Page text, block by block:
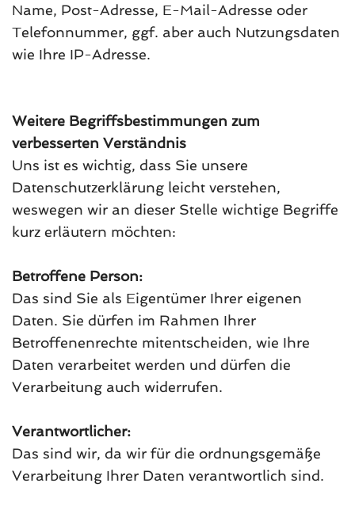
Name, Post-Adresse, E-Mail-Adresse oder
Telefonnummer, ggf. aber auch Nutzungsdaten
wie Ihre IP-Adresse.
Weitere Begriffsbestimmungen zum
verbesserten Verständnis
Uns ist es wichtig, dass Sie unsere
Datenschutzerklärung leicht verstehen,
weswegen wir an dieser Stelle wichtige Begriffe
kurz erläutern möchten:
Betroffene Person:
Das sind Sie als Eigentümer Ihrer eigenen
Daten. Sie dürfen im Rahmen Ihrer
Betroffenenrechte mitentscheiden, wie Ihre
Daten verarbeitet werden und dürfen die
Verarbeitung auch widerrufen.
Verantwortlicher:
Das sind wir, da wir für die ordnungsgemäße
Verarbeitung Ihrer Daten verantwortlich sind.